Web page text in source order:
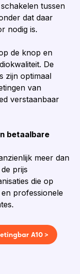
tussen
dat daar
nodig is.
de knop en
De
zijn optimaal
van
verstaanbaar
betaalbare
meer dan
prijs
die op
professionele
A10 >